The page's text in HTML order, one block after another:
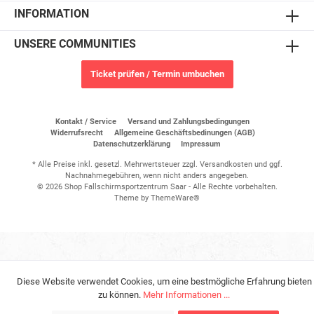
INFORMATION
UNSERE COMMUNITIES
Ticket prüfen / Termin umbuchen
Kontakt / Service
Versand und Zahlungsbedingungen
Widerrufsrecht
Allgemeine Geschäftsbedinungen (AGB)
Datenschutzerklärung
Impressum
* Alle Preise inkl. gesetzl. Mehrwertsteuer zzgl. Versandkostenund ggf.
Nachnahmegebühren, wenn nicht anders angegeben.
© 2026 Shop Fallschirmsportzentrum Saar - Alle Rechte vorbehalten.
Theme by ThemeWare®
Diese Website verwendet Cookies, um eine bestmögliche Erfahrung bieten
zu können. Mehr Informationen ...